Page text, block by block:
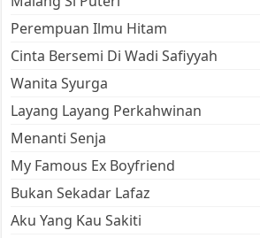
Perempuan Ilmu Hitam
Cinta Bersemi Di Wadi Safiyyah
Wanita Syurga
Layang Layang Perkahwinan
Menanti Senja
My Famous Ex Boyfriend
Bukan Sekadar Lafaz
Aku Yang Kau Sakiti